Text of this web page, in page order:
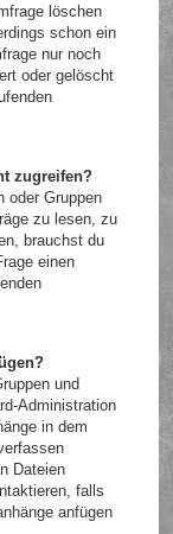
löschen
schon ein
nur noch
oder gelöscht
zugreifen?
oder Gruppen
zu lesen, zu
brauchst du
einen
und
Administration
in dem
Dateien
falls
anfügen